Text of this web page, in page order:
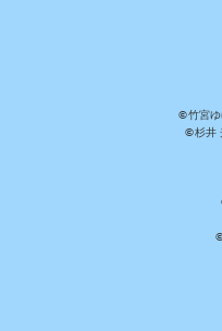
©竹宮ゆ
©杉井